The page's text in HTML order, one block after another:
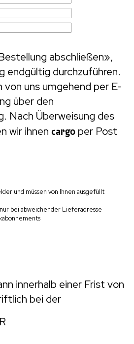
abschließen»,
endgültig durchzuführen.
von uns umgehend per E-
über den
Nach Überweisung des
wir ihnen cargo per Post
und müssen von Ihnen ausgefüllt
bei abweichender Lieferadresse
innerhalb einer Frist von
bei der